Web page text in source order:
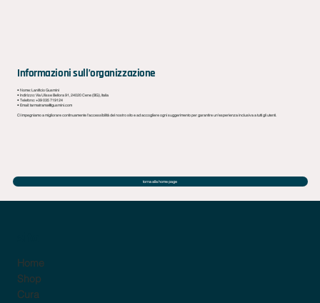
Informazioni sull’organizzazione
• Nome: Lanificio Gusmini
• Indirizzo: Via Ulisse Bellora 91, 24020 Cene (BG), Italia
• Telefono: +39 035 719124
• Email:tarmatrama@gusmini.com
Ci impegniamo a migliorare continuamente l’accessibilità del nostro sito e ad accogliere ogni suggerimento per garantire un’esperienza inclusiva a tutti gli utenti.
torna alla home page
Home
Shop
Cura